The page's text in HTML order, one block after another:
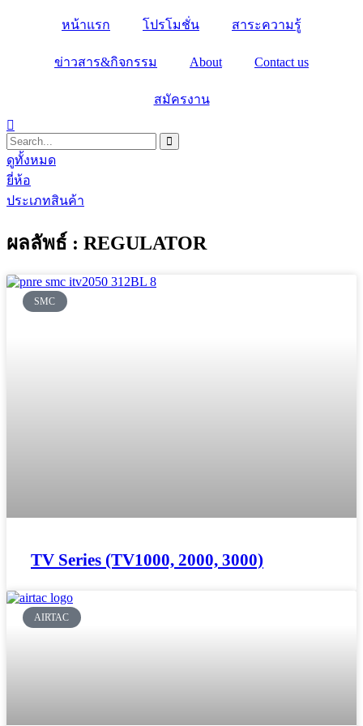
หน้าแรก โปรโมชั่น สาระความรู้
ข่าวสาร&กิจกรรม About Contact us
สมัครงาน
ดูทั้งหมด
ยี่ห้อ
ประเภทสินค้า
ผลลัพธ์ : REGULATOR
SMC
TV Series (TV1000, 2000, 3000)
AIRTAC